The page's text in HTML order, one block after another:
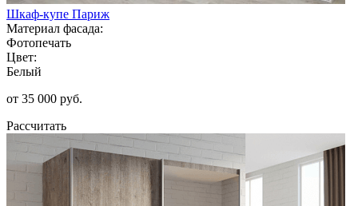
Шкаф-купе Париж
Материал фасада:
Фотопечать
Цвет:
Белый
от 35 000 руб.
Рассчитать